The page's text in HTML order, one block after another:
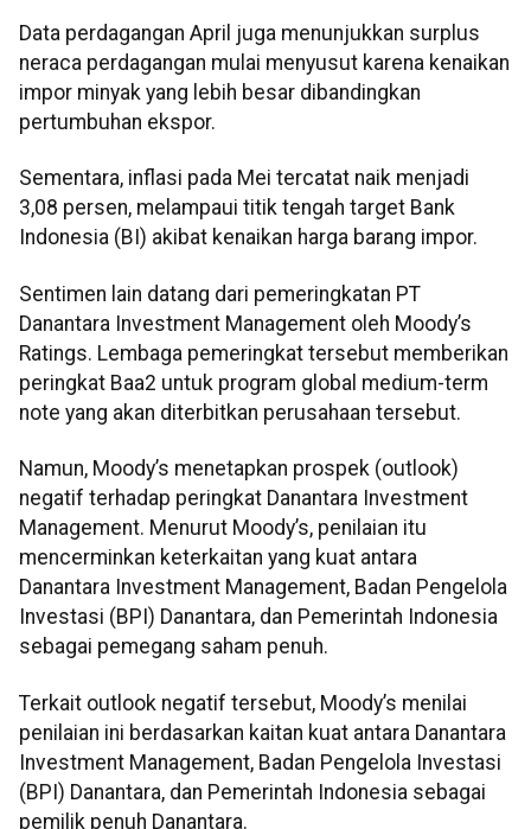
Data perdagangan April juga menunjukkan surplus
neraca perdagangan mulai menyusut karena kenaikan
impor minyak yang lebih besar dibandingkan
pertumbuhan ekspor.
Sementara, inflasi pada Mei tercatat naik menjadi
3,08 persen, melampaui titik tengah target Bank
Indonesia (BI) akibat kenaikan harga barang impor.
Sentimen lain datang dari pemeringkatan PT
Danantara Investment Management oleh Moody’s
Ratings. Lembaga pemeringkat tersebut memberikan
peringkat Baa2 untuk program global medium-term
note yang akan diterbitkan perusahaan tersebut.
Namun, Moody’s menetapkan prospek (outlook)
negatif terhadap peringkat Danantara Investment
Management. Menurut Moody’s, penilaian itu
mencerminkan keterkaitan yang kuat antara
Danantara Investment Management, Badan Pengelola
Investasi (BPI) Danantara, dan Pemerintah Indonesia
sebagai pemegang saham penuh.
Terkait outlook negatif tersebut, Moody’s menilai
penilaian ini berdasarkan kaitan kuat antara Danantara
Investment Management, Badan Pengelola Investasi
(BPI) Danantara, dan Pemerintah Indonesia sebagai
pemilik penuh Danantara.